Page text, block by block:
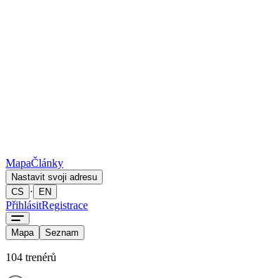
MapaČlánky
Nastavit svoji adresu
CS
· EN
PřihlásitRegistrace
Mapa Seznam
104 trenérů